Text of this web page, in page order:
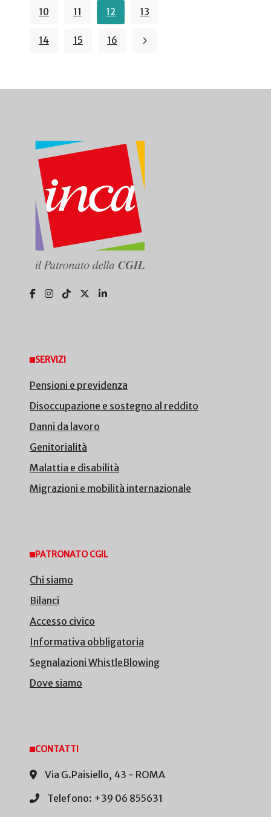
10 11 12 13
14 15 16
SERVIZI
Pensioni e previdenza
Disoccupazione e sostegno al reddito
Danni da lavoro
Genitorialità
Malattia e disabilità
Migrazioni e mobilità internazionale
PATRONATO CGIL
Chi siamo
Bilanci
Accesso civico
Informativa obbligatoria
Segnalazioni WhistleBlowing
Dove siamo
CONTATTI
Via G.Paisiello, 43 - ROMA
Telefono: +39 06 855631